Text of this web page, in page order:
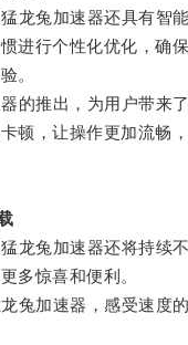
兔加速器还具有智能
进行个性化优化，确
。
推出，为用户带来了
顿，让操作更加流畅
兔加速器还将持续不
多惊喜和便利。
加速器，感受速度的